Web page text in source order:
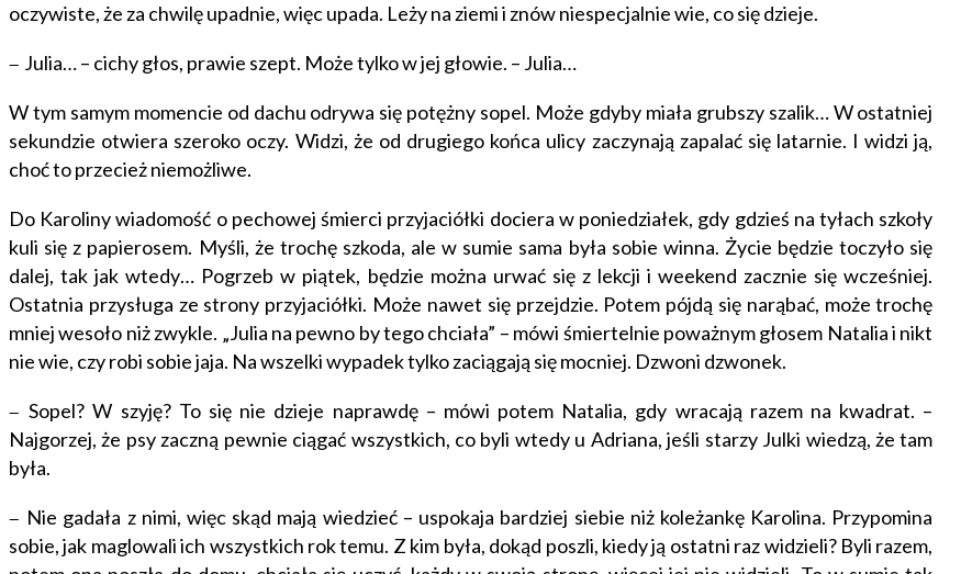
oczywiste, że za chwilę upadnie, więc upada. Leży na ziemi i znów niespecjalnie wie, co się dzieje.
– Julia… – cichy głos, prawie szept. Może tylko w jej głowie. – Julia…
W tym samym momencie od dachu odrywa się potężny sopel. Może gdyby miała grubszy szalik… W ostatniej
sekundzie otwiera szeroko oczy. Widzi, że od drugiego końca ulicy zaczynają zapalać się latarnie. I widzi ją,
choć to przecież niemożliwe.
Do Karoliny wiadomość o pechowej śmierci przyjaciółki dociera w poniedziałek, gdy gdzieś na tyłach szkoły
kuli się z papierosem. Myśli, że trochę szkoda, ale w sumie sama była sobie winna. Życie będzie toczyło się
dalej, tak jak wtedy… Pogrzeb w piątek, będzie można urwać się z lekcji i weekend zacznie się wcześniej.
Ostatnia przysługa ze strony przyjaciółki. Może nawet się przejdzie. Potem pójdą się narąbać, może trochę
mniej wesoło niż zwykle. „Julia na pewno by tego chciała” – mówi śmiertelnie poważnym głosem Natalia i nikt
nie wie, czy robi sobie jaja. Na wszelki wypadek tylko zaciągają się mocniej. Dzwoni dzwonek.
–Sopel? W szyję? To się nie dzieje naprawdę – mówi potem Natalia, gdy wracają razem na kwadrat. –
Najgorzej, że psy zaczną pewnie ciągać wszystkich, co byli wtedy u Adriana, jeśli starzy Julki wiedzą, że tam
była.
– Nie gadała z nimi, więc skąd mają wiedzieć – uspokaja bardziej siebie niż koleżankę Karolina. Przypomina
sobie, jak maglowali ich wszystkich rok temu. Z kim była, dokąd poszli, kiedy ją ostatni raz widzieli? Byli razem,